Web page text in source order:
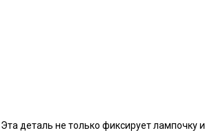
деталь не только фиксирует лампочку и